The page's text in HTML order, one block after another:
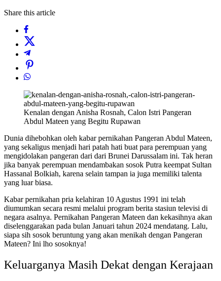
Share this article
Kenalan dengan Anisha Rosnah, Calon Istri Pangeran
Abdul Mateen yang Begitu Rupawan
Dunia dihebohkan oleh kabar pernikahan Pangeran Abdul Mateen,
yang sekaligus menjadi hari patah hati buat para perempuan yang
mengidolakan pangeran dari dari Brunei Darussalam ini. Tak heran
jika banyak perempuan mendambakan sosok Putra keempat Sultan
Hassanal Bolkiah, karena selain tampan ia juga memiliki talenta
yang luar biasa.
Kabar pernikahan pria kelahiran 10 Agustus 1991 ini telah
diumumkan secara resmi melalui program berita stasiun televisi di
negara asalnya. Pernikahan Pangeran Mateen dan kekasihnya akan
diselenggarakan pada bulan Januari tahun 2024 mendatang. Lalu,
siapa sih sosok beruntung yang akan menikah dengan Pangeran
Mateen? Ini lho sosoknya!
Keluarganya Masih Dekat dengan Kerajaan